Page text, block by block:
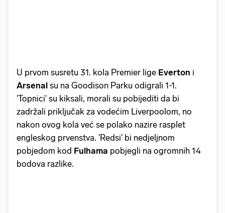
U prvom susretu 31. kola Premier lige Everton i
Arsenal su na Goodison Parku odigrali 1-1.
'Topnici' su kiksali, morali su pobijediti da bi
zadržali priključak za vodećim Liverpoolom, no
nakon ovog kola već se polako nazire rasplet
engleskog prvenstva. 'Redsi' bi nedjeljnom
pobjedom kod Fulhama pobjegli na ogromnih 14
bodova razlike.